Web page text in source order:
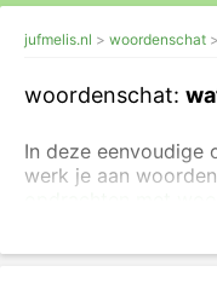
jufmelis.nl woordenschat
woordenschat:
In deze eenvoudige
werk je aan